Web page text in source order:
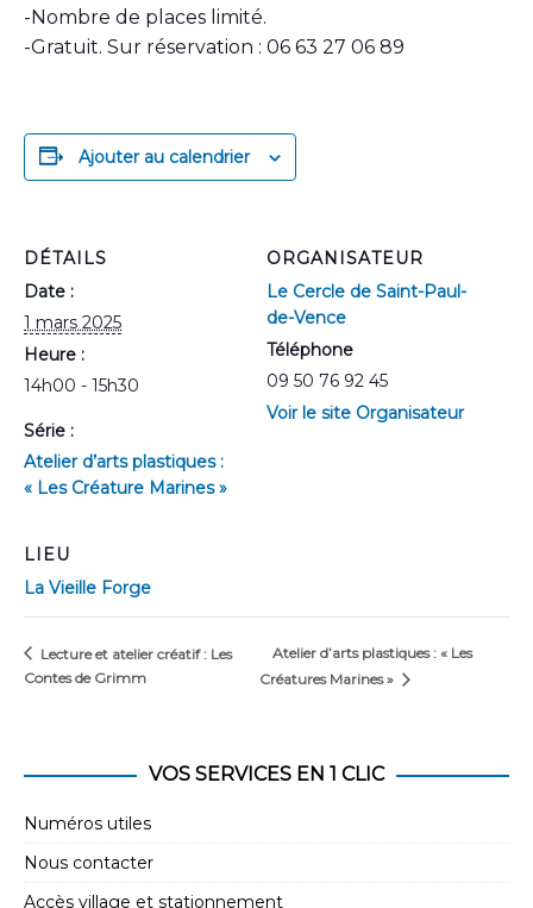
-Nombre de places limité.
-Gratuit. Sur réservation : 06 63 27 06 89
Ajouter au calendrier
DÉTAILS
Date :
1 mars 2025
Heure :
14h00 - 15h30
Série :
Atelier d’arts plastiques :
« Les Créature Marines »
ORGANISATEUR
Le Cercle de Saint-Paul-
de-Vence
Téléphone
09 50 76 92 45
Voir le site Organisateur
LIEU
La Vieille Forge
Lecture et atelier créatif : Les
Contes de Grimm
Atelier d’arts plastiques : « Les
Créatures Marines »
VOS SERVICES EN 1 CLIC
Numéros utiles
Nous contacter
Accès village et stationnement